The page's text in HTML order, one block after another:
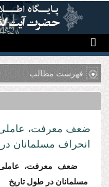
رفتن به محتوای اصلی
فهرست مطالب
ضعف معرفت،
انحراف مسلمانان
ضعف معرفت،
مسلمانان در طول تاریخ